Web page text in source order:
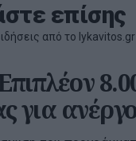
επίσης
από το lykavitos.gr
για